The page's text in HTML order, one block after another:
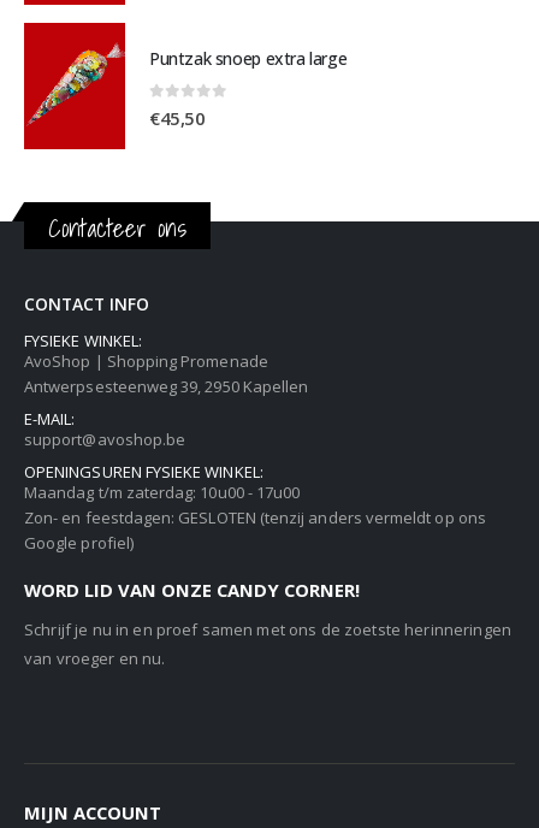
Puntzak snoep extra large
0out of 5
€45,50
Contacteer ons
CONTACT INFO
FYSIEKE WINKEL:
AvoShop | Shopping Promenade
Antwerpsesteenweg 39, 2950 Kapellen
E-MAIL:
support@avoshop.be
OPENINGSUREN FYSIEKE WINKEL:
Maandag t/m zaterdag: 10u00 - 17u00
Zon- en feestdagen: GESLOTEN (tenzij anders vermeldt op ons
Google profiel)
WORD LID VAN ONZE CANDY CORNER!
Schrijf je nu in en proef samen met ons de zoetste herinneringen
van vroeger en nu.
MIJN ACCOUNT